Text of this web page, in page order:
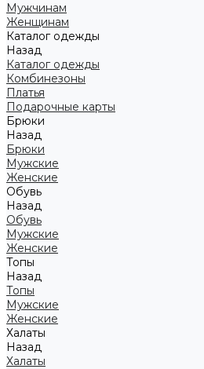
Мужчинам
Женщинам
Каталог одежды
Назад
Каталог одежды
Комбинезоны
Платья
Подарочные карты
Брюки
Назад
Брюки
Мужские
Женские
Обувь
Назад
Обувь
Мужские
Женские
Топы
Назад
Топы
Мужские
Женские
Халаты
Назад
Халаты